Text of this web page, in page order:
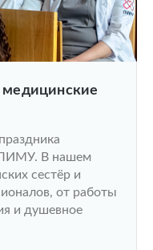
ПИМУ. В нашем
сестёр и
от работы
и душевное